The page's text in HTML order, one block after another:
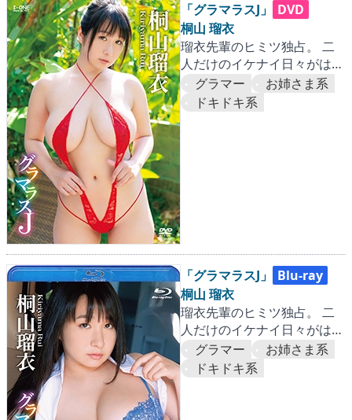
「グラマラスJ」
DVD
桐山 瑠衣
瑠衣先輩のヒミツ独占。 二
人だけのイケナイ日々がはじ
まる…♡
グラマー
お姉さま系
ドキドキ系
「グラマラスJ」
Blu-ray
桐山 瑠衣
瑠衣先輩のヒミツ独占。 二
人だけのイケナイ日々がはじ
まる…♡
グラマー
お姉さま系
ドキドキ系